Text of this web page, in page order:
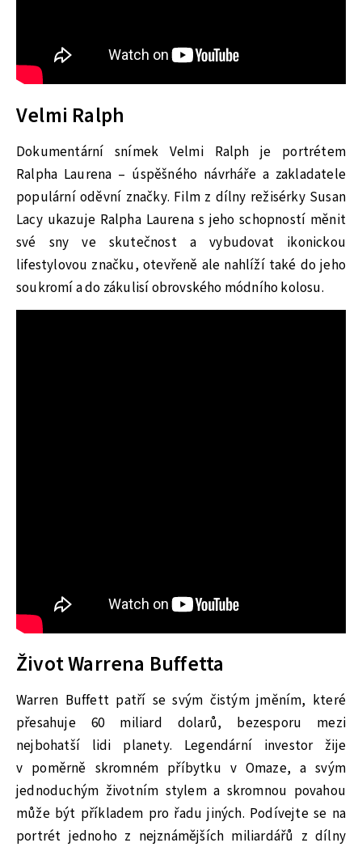
Velmi Ralph
Dokumentární snímek Velmi Ralph je portrétem
Ralpha Laurena – úspěšného návrháře a zakladatele
populární oděvní značky. Film z dílny režisérky Susan
Lacy ukazuje Ralpha Laurena s jeho schopností měnit
své sny ve skutečnost a vybudovat ikonickou
lifestylovou značku, otevřeně ale nahlíží také do jeho
soukromí a do zákulisí obrovského módního kolosu.
Život Warrena Buffetta
Warren Buffett patří se svým čistým jměním, které
přesahuje 60 miliard dolarů, bezesporu mezi
nejbohatší lidi planety. Legendární investor žije
v poměrně skromném příbytku v Omaze, a svým
jednoduchým životním stylem a skromnou povahou
může být příkladem pro řadu jiných. Podívejte se na
portrét jednoho z nejznámějších miliardářů z dílny